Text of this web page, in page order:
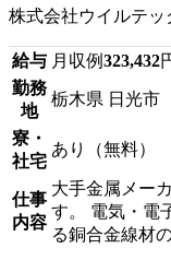
株式会社ウイルテッ
給与 月収例323,432
勤務
地
栃木県 日光市
寮・
社宅
あり（無料）
仕事
内容
大手金属メー
す。 電気・電
る銅合金線材